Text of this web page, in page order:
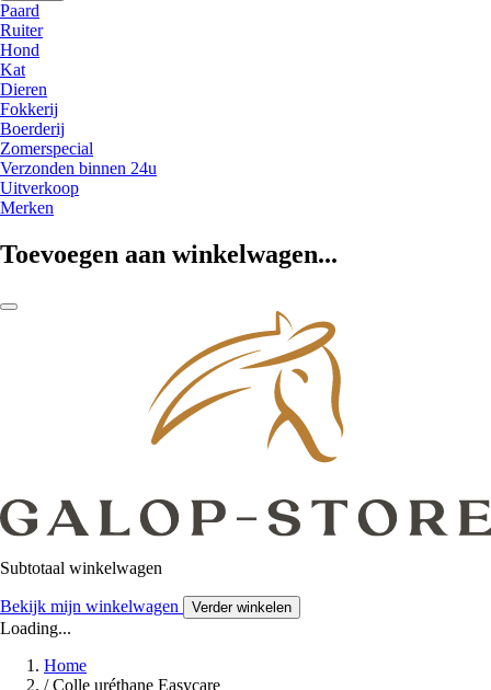
Paard
Ruiter
Hond
Kat
Dieren
Fokkerij
Boerderij
Zomerspecial
Verzonden binnen 24u
Uitverkoop
Merken
Toevoegen aan winkelwagen...
Subtotaal winkelwagen
Bekijk mijn winkelwagen Verder winkelen
Loading...
Home
/ Colle uréthane Easycare